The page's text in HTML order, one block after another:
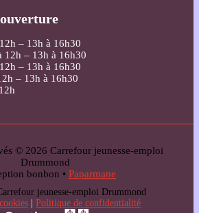
– 13h à 16h30
12h – 13h à 16h30
– 13h à 16h30
– 13h à 16h30
© 2026 Carrefour jeunesse-emploi
Drummond
bonbon • Paparmane
jeunesse-emploi Drummond
Politique de confidentialité